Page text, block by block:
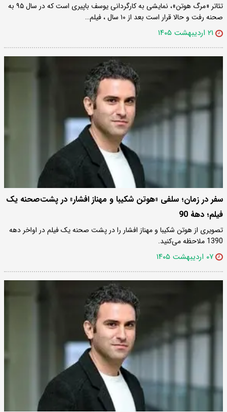
تئاتر «مرگ هوتن»، نمایشی به کارگردانی یوسف باپیری است که در سال ۹۵ به
صحنه رفت و حالا قرار است بعد از ۱۰ سال ، فیلم…
۲۱ اردیبهشت ۱۴۰۵
سفر در زمان؛ سلفی «هوتن شکیبا و مهناز افشار» در پشت‌صحنه یک
فیلم؛ دهۀ 90
تصویری از هوتن شکیبا و مهناز افشار را در پشت صحنه یک فیلم در اواخر دهه
1390 ملاحظه می‌کنید.
۰۷ اردیبهشت ۱۴۰۵